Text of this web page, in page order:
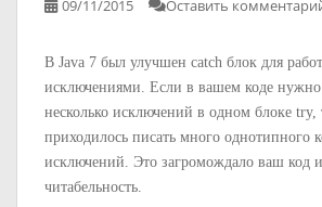
09/11/2015 Оставить
В Java 7 был улучшен catch блок для
исключениями. Если в вашем коде нужно
несколько исключений в одном блоке
приходилось писать много однотипного
исключений. Это загромождало ваш код
читабельность.